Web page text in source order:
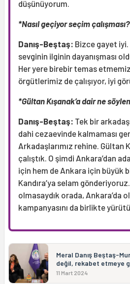
düşünüyorum.
*Nasıl geçiyor seçim çalışması?
Danış-Beştaş: Bizce gayet
sevginin ilginin dayanışması
Her yere birebir temas
örgütlerimiz de çalışıyor, iyi
*Gültan Kışanak’a dair ne
Danış-Beştaş: Tek bir
dahi cezaevinde kalmaması
Arkadaşlarımız rehine. Gültan
çalıştık. O şimdi Ankara’dan
için hem de Ankara için büyük
Kandıra’ya selam
olmasaydık orada, Ankara’da
kampanyasını da birlikte
Meral Danış Beştaş-
değil, rekabet etmeye
11 Mart 2024